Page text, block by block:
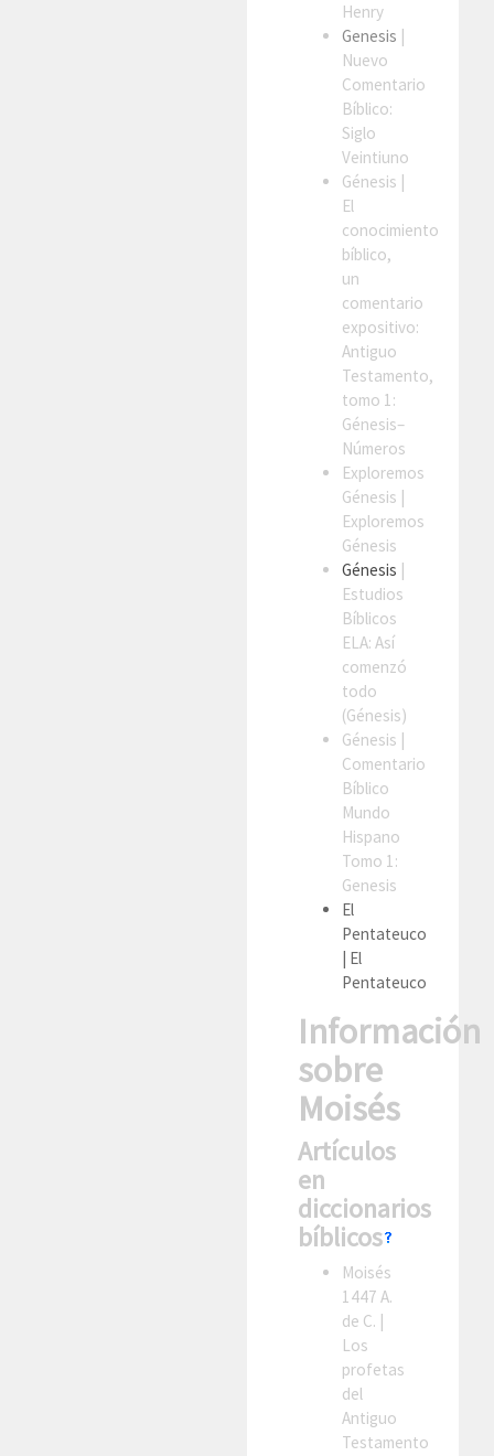
Henry
Genesis
Nuevo
Comentario
Bíblico:
Siglo
Veintiuno
Génesis
El
conocimiento
bíblico,
un
comentario
expositivo:
Antiguo
Testamento,
tomo 1:
Génesis–
Números
Exploremos
Génesis
Exploremos
Génesis
Génesis
Estudios
Bíblicos
ELA: Así
comenzó
todo
(Génesis)
Génesis
Comentario
Bíblico
Mundo
Hispano
Tomo 1:
Genesis
El
Pentateuco
| El
Pentateuco
Información
sobre
Moisés
Artículos
en
diccionarios
bíblicos
Moisés
1447 A.
de C.
Los
profetas
del
Antiguo
Testamento